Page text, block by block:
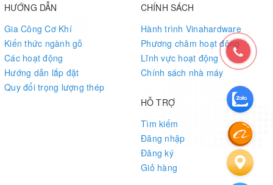
HƯỚNG DẪN
Gia Công Cơ Khí
Kiến thức ngành gỗ
Các hoạt động
Hướng dẫn lắp đặt
Quy đổi trọng lượng thép
CHÍNH SÁCH
Hành trình Vinahardware
Phương châm hoạt động
Lĩnh vực hoạt động
Chính sách nhà máy
HỖ TRỢ
Tìm kiếm
Đăng nhập
Đăng ký
Giỏ hàng